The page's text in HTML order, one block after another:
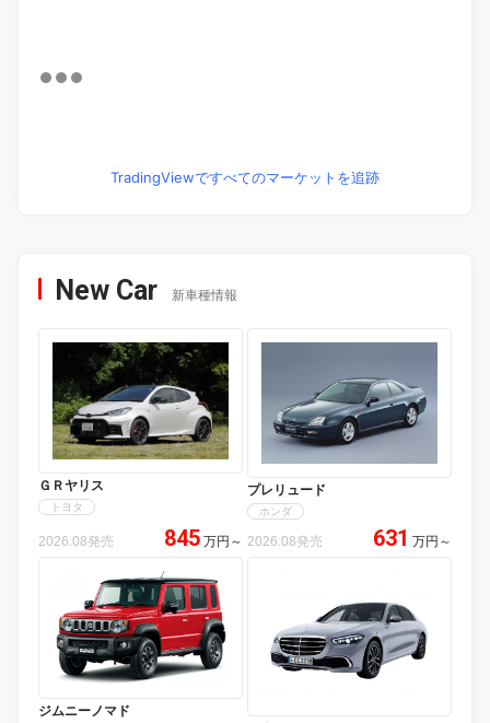
TradingViewですべてのマーケットを追跡
New Car 新車種情報
ＧＲヤリス
トヨタ
2026.08発売 845 万円 ～
プレリュード
ホンダ
2026.08発売 631 万円 ～
ジムニーノマド